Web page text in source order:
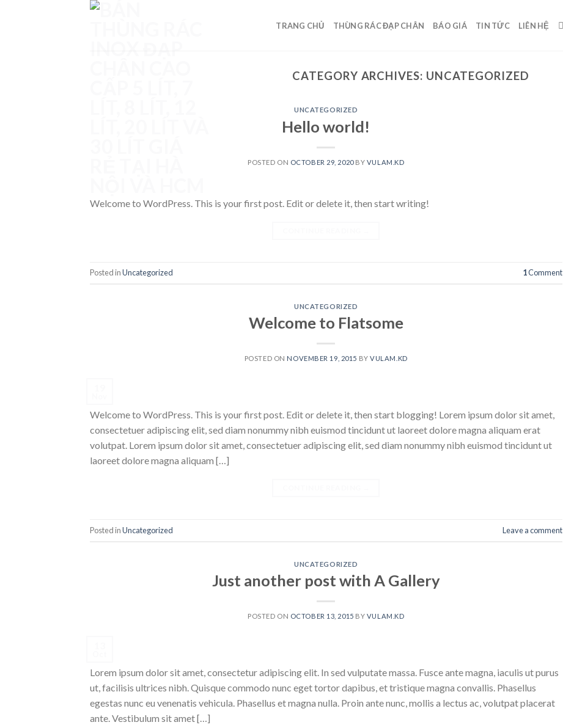
TRANG CHỦ THÙNG RÁC ĐẠP CHÂN BÁO GIÁ TIN TỨC LIÊN HỆ
CATEGORY ARCHIVES: UNCATEGORIZED
UNCATEGORIZED
Hello world!
POSTED ON OCTOBER 29, 2020BY VULAM.KD
Welcome to WordPress. This is your first post. Edit or delete it, then start writing!
Posted inUncategorized 1Comment
UNCATEGORIZED
Welcome to Flatsome
POSTED ON NOVEMBER 19, 2015 BYVULAM.KD
Welcome to WordPress. This is your first post. Edit or delete it, then start blogging! Lorem ipsum dolor sit amet,
consectetuer adipiscing elit, sed diam nonummy nibh euismod tincidunt ut laoreet dolore magna aliquam erat
volutpat. Lorem ipsum dolor sit amet, consectetuer adipiscing elit, sed diam nonummy nibh euismod tincidunt ut
laoreet dolore magna aliquam […]
Posted inUncategorized Leave a comment
UNCATEGORIZED
Just another post with A Gallery
POSTED ON OCTOBER 13, 2015 BY VULAM.KD
Lorem ipsum dolor sit amet, consectetur adipiscing elit. In sed vulputate massa. Fusce ante magna, iaculis ut purus
ut, facilisis ultrices nibh. Quisque commodo nunc eget tortor dapibus, et tristique magna convallis. Phasellus
egestas nunc eu venenatis vehicula. Phasellus et magna nulla. Proin ante nunc, mollis a lectus ac, volutpat placerat
ante. Vestibulum sit amet […]